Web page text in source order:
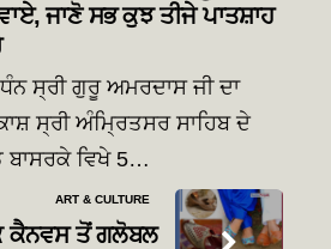
ਜਾਣੋ ਸਭ ਕੁਝ ਤੀਜੇ ਪਾਤਸ਼ਾਹ
ਸ੍ਰੀ ਗੁਰੂ ਅਮਰਦਾਸ ਜੀ ਦਾ
ਸ੍ਰੀ ਅੰਮ੍ਰਿਤਸਰ ਸਾਹਿਬ ਦੇ
ਬਾਸਰਕੇ ਵਿਖੇ 5…
ART & CULTURE
ਕੈਨਵਸ ਤੋਂ ਗਲੋਬਲ